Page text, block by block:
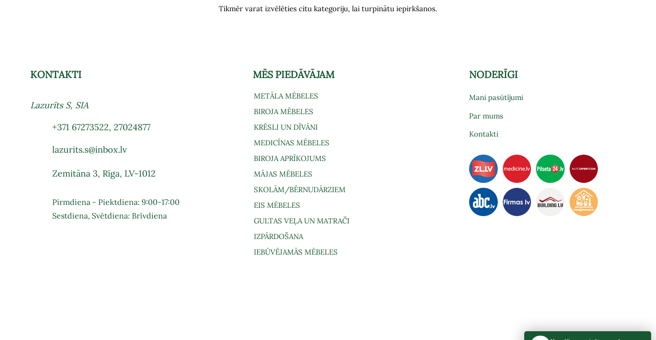
Tikmēr varat izvēlēties citu kategoriju, lai turpinātu iepirkšanos.
KONTAKTI
Lazurīts S, SIA
+371 67273522,27024877
lazurits.s@inbox.lv
Zemitāna 3, Rīga, LV-1012
Pirmdiena - Piektdiena: 9:00-17:00
Sestdiena, Svētdiena: Brīvdiena
MĒS PIEDĀVĀJAM
METĀLA MĒBELES
BIROJA MĒBELES
KRĒSLI UN DĪVĀNI
MEDICĪNAS MĒBELES
BIROJA APRĪKOJUMS
MĀJAS MĒBELES
SKOLĀM/BĒRNUDĀRZIEM
EIS MĒBELES
GULTAS VEĻA UN MATRAČI
IZPĀRDOŠANA
IEBŪVĒJAMĀS MĒBELES
NODERĪGI
Mani pasūtījumi
Par mums
Kontakti